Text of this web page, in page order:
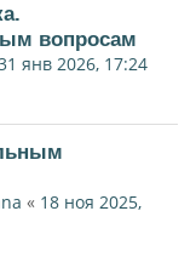
вопросам
янв 2026, 17:24
« 18 ноя 2025,